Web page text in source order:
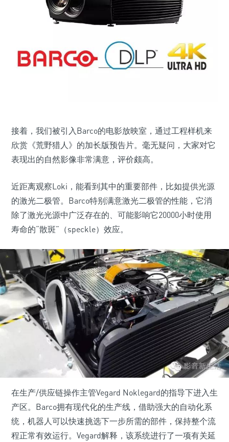
接着，我们被引入Barco的电影放映室，通过工程样机来
欣赏《荒野猎人》的加长版预告片。毫无疑问，大家对它
表现出的自然影像非常满意，评价颇高。
近距离观察Loki，能看到其中的重要部件，比如提供光源
的激光二极管。Barco特别满意激光二极管的性能，它消
除了激光光源中广泛存在的、可能影响它20000小时使用
寿命的“散斑”（speckle）效应。
在生产/供应链操作主管Vegard Noklegard的指导下进入生
产区。Barco拥有现代化的生产线，借助强大的自动化系
统，机器人可以快速挑选下一步所需的部件，保持整个流
程正常有效运行。Vegard解释，该系统进行了一项有关延